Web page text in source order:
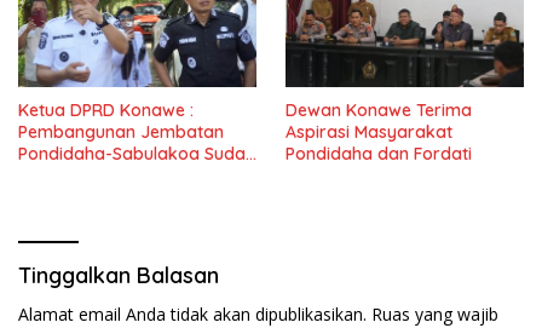
Ketua DPRD Konawe :
Pembangunan Jembatan
Pondidaha-Sabulakoa Sudah
Dewan Konawe Terima
Aspirasi Masyarakat
Pondidaha dan Fordati
Tinggalkan Balasan
Alamat email Anda tidak akan dipublikasikan. Ruas yang wajib